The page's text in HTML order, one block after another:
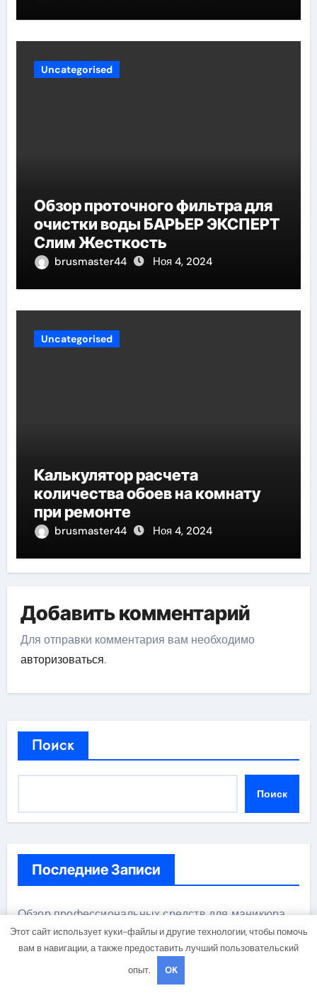
Uncategorised
Обзор проточного фильтра для
очистки воды БАРЬЕР ЭКСПЕРТ
Слим Жесткость
brusmaster44 Ноя 4, 2024
Uncategorised
Калькулятор расчета
количества обоев на комнату
при ремонте
brusmaster44 Ноя 4, 2024
Добавить комментарий
Для отправки комментария вам необходимо
авторизоваться.
Поиск
Поиск
Последние Записи
Обзор профессиональных средств для маникюра,
педикюра, наращивания ресниц и депиляции
Производство иглопробивных базальтовых
Этот сайт использует куки-файлы и другие технологии, чтобы помочь
вам в навигации, а также предоставить лучший пользовательский
опыт.
OK